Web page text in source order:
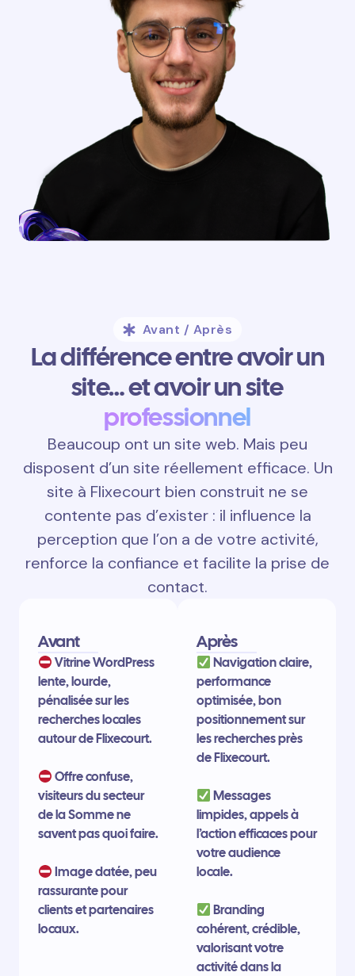
Avant / Après
La différence entre avoir un
site… et avoir un site
professionnel
Beaucoup ont un site web. Mais peu
disposent d’un site réellement efficace. Un
site à Flixecourt bien construit ne se
contente pas d’exister : il influence la
perception que l’on a de votre activité,
renforce la confiance et facilite la prise de
contact.
Avant
Vitrine WordPress
lente, lourde,
pénalisée sur les
recherches locales
autour de Flixecourt.
Offre confuse,
visiteurs du secteur
de la Somme ne
savent pas quoi faire.
Image datée, peu
rassurante pour
clients et partenaires
locaux.
Après
Navigation claire,
performance
optimisée, bon
positionnement sur
les recherches près
de Flixecourt.
Messages
limpides, appels à
l’action efficaces pour
votre audience
locale.
Branding
cohérent, crédible,
valorisant votre
activité dans la